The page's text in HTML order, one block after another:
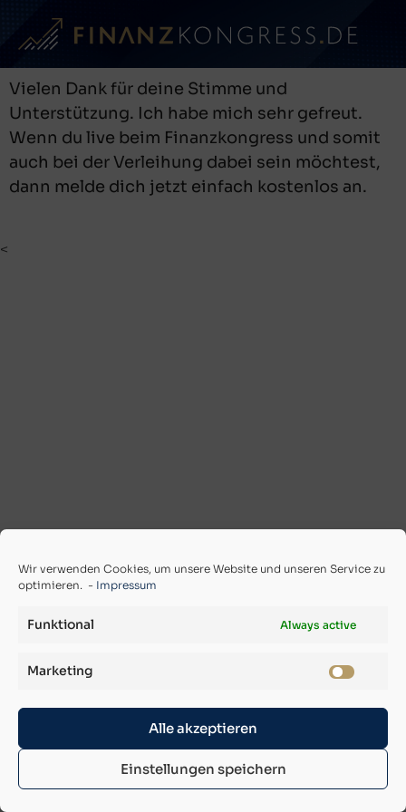
Wir verwenden Cookies, um unsere Website und unseren Service zu
optimieren. - Impressum
Funktional Always active
Marketing
Alle akzeptieren
Einstellungen speichern
Vielen Dank für deine Stimme und
Unterstützung. Ich habe mich sehr gefreut.
Wenn du live beim Finanzkongress und somit
auch bei der Verleihung dabei sein möchtest,
dann melde dich jetzt einfach kostenlos an.
<